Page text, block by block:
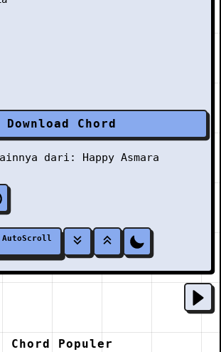
Download Chord
dari: Happy Asmara
AutoScroll
Chord Populer